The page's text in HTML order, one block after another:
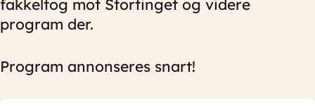
fakkeltog mot Stortinget og videre
program der.
Program annonseres snart!